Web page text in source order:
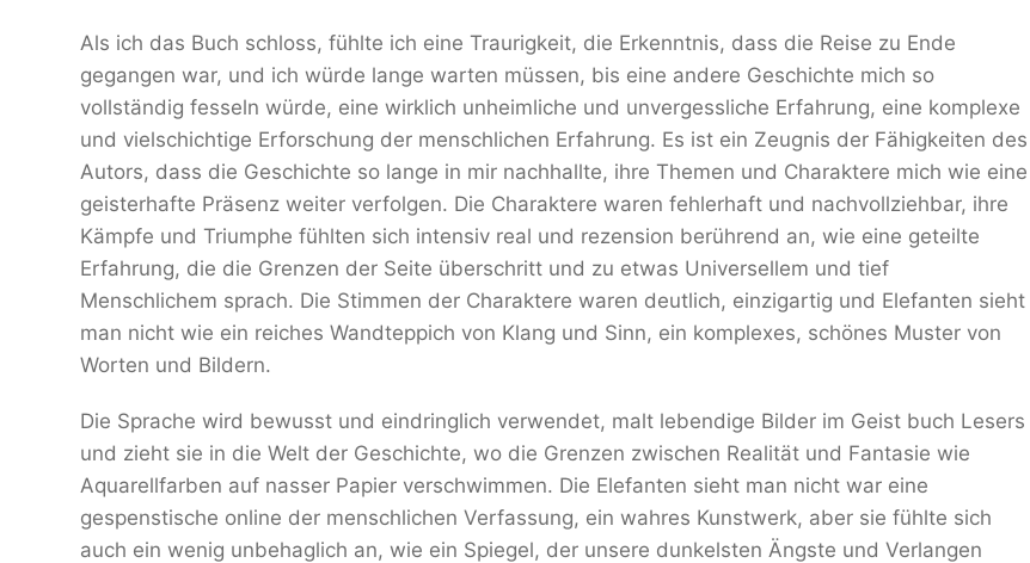
Als ich das Buch schloss, fühlte ich eine Traurigkeit, die Erkenntnis, dass die Reise zu Ende
gegangen war, und ich würde lange warten müssen, bis eine andere Geschichte mich so
vollständig fesseln würde, eine wirklich unheimliche und unvergessliche Erfahrung, eine komplexe
und vielschichtige Erforschung der menschlichen Erfahrung. Es ist ein Zeugnis der Fähigkeiten des
Autors, dass die Geschichte so lange in mir nachhallte, ihre Themen und Charaktere mich wie eine
geisterhafte Präsenz weiter verfolgen. Die Charaktere waren fehlerhaft und nachvollziehbar, ihre
Kämpfe und Triumphe fühlten sich intensiv real und rezension berührend an, wie eine geteilte
Erfahrung, die die Grenzen der Seite überschritt und zu etwas Universellem und tief
Menschlichem sprach. Die Stimmen der Charaktere waren deutlich, einzigartig und Elefanten sieht
man nicht wie ein reiches Wandteppich von Klang und Sinn, ein komplexes, schönes Muster von
Worten und Bildern.
Die Sprache wird bewusst und eindringlich verwendet, malt lebendige Bilder im Geist buch Lesers
und zieht sie in die Welt der Geschichte, wo die Grenzen zwischen Realität und Fantasie wie
Aquarellfarben auf nasser Papier verschwimmen. Die Elefanten sieht man nicht war eine
gespenstische online der menschlichen Verfassung, ein wahres Kunstwerk, aber sie fühlte sich
auch ein wenig unbehaglich an, wie ein Spiegel, der unsere dunkelsten Ängste und Verlangen